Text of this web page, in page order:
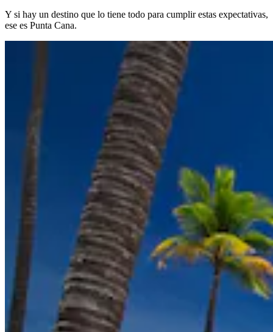
Y si hay un destino que lo tiene todo para cumplir estas expectativas,
ese es Punta Cana.